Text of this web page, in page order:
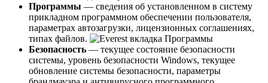
Программы — сведения об установленном в систему
прикладном программном обеспечении пользователя,
параметрах автозагрузки, лицензионных соглашениях,
типах файлов.
Безопасность — текущее состояние безопасности
системы, уровень безопасности Windows, текущее
обновление системы безопасности, параметры